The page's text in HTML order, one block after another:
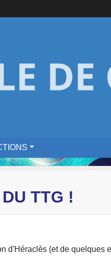
TTG !
d'Héraclès (et de quelques